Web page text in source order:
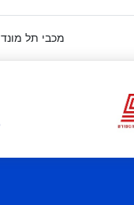
מכבי תל מונד